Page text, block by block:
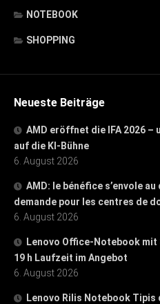
NOTEBOOK
SHOPPING
Neueste Beiträge
AMD eröffnet die IFA 2026
auf die KI-Bühne
6. August 2026
AMD: le bénéfice s’envole
demande pour les centres de
6. August 2026
Lenovo Office-Notebook mit
19 h Laufzeit im Angebot
6. August 2026
Lenovo Rilis Notebook Tipis